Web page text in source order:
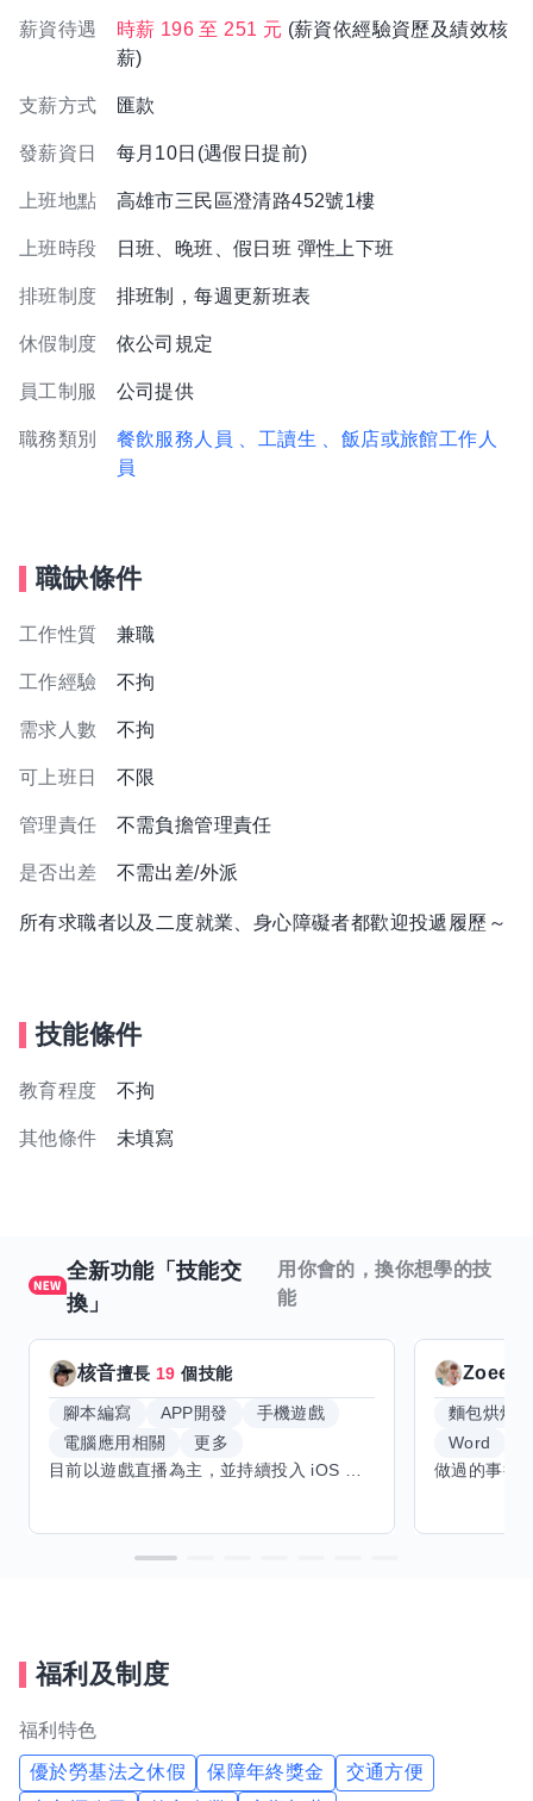
薪資待遇 時薪 196 至 251 元 (薪資依經驗資歷及績效核
薪)
支薪方式 匯款
發薪資日 每月10日(遇假日提前)
上班地點 高雄市三民區澄清路452號1樓
上班時段 日班、晚班、假日班 彈性上下班
排班制度 排班制，每週更新班表
休假制度 依公司規定
員工制服 公司提供
職務類別 餐飲服務人員 、工讀生
、飯店或旅館工作人
員
職缺條件
工作性質 兼職
工作經驗 不拘
需求人數 不拘
可上班日 不限
管理責任 不需負擔管理責任
是否出差 不需出差/外派
所有求職者以及二度就業、身心障礙者都歡迎投遞履歷～
技能條件
教育程度 不拘
其他條件 未填寫
全新功能「技能交
換」
用你會的，換你想學的技
能
核音擅長 19 個技能
腳本編寫 APP開發
手機遊戲
電腦應用相關
更多
Zoeey
麵包烘焙
Word
福利及制度
福利特色
優於勞基法之休假 保障年終獎金
交通方便